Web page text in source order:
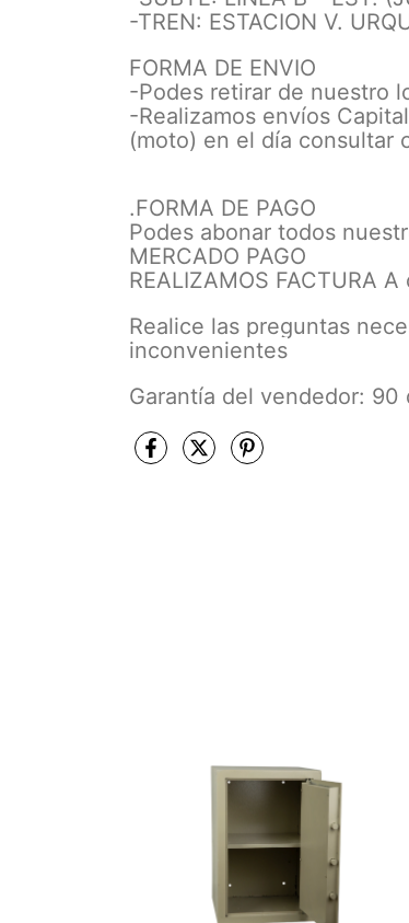
-TREN: ESTACION V.
FORMA DE ENVIO
-Podes retirar de nuestro
-Realizamos envíos
(moto) en el día consultar
.FORMA DE PAGO
Podes abonar todos
MERCADO PAGO
REALIZAMOS FACTURA A
Realice las preguntas
inconvenientes
Garantía del vendedor: 90